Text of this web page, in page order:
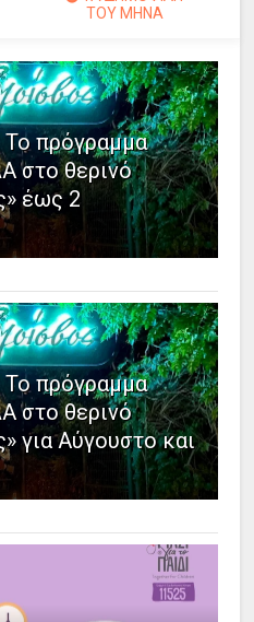
ΤΟΥ ΜΗΝΑ
πρόγραμμα
στο θερινό
έως 2
πρόγραμμα
στο θερινό
για Αύγουστο και